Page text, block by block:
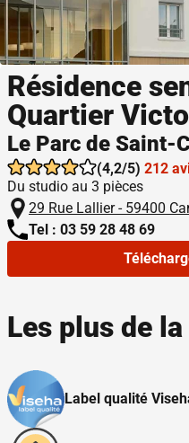
Résidence
Quartier
Le Parc de Saint-
(4,2/5) 212
Du studio au 3 pièces
29 Rue Lallier - 59400
Tel : 03 59 28 48 69
Les plus de
Label qualité